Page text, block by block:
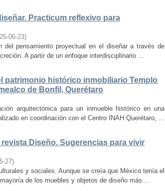
Practicum reflexivo para
06-23)
pensamiento proyectual en el diseñar a través de
A partir de un enfoque interdisciplinario ...
patrimonio histórico inmobiliario Templo
de Bonfil, Querétaro
arquitectónica para un inmueble histórico en una
en coordinación con el Centro INAH Querétaro, ...
Diseño. Sugerencias para vivir
27)
y sociales. Aunque se creía que México tenía el
de los muebles y objetos de diseño más ...